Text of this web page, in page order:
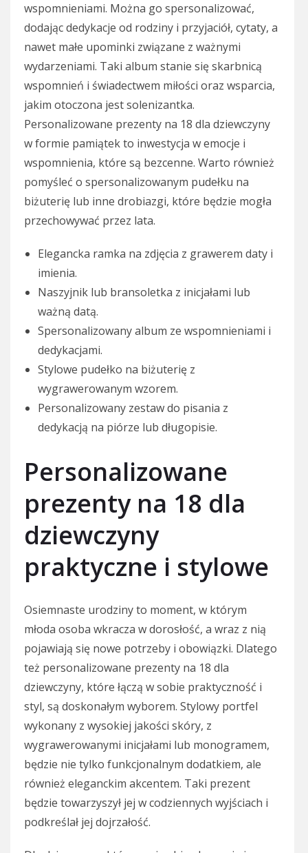
wspomnieniami. Można go spersonalizować,
dodając dedykacje od rodziny i przyjaciół, cytaty, a
nawet małe upominki związane z ważnymi
wydarzeniami. Taki album stanie się skarbnicą
wspomnień i świadectwem miłości oraz wsparcia,
jakim otoczona jest solenizantka.
Personalizowane prezenty na 18 dla dziewczyny
w formie pamiątek to inwestycja w emocje i
wspomnienia, które są bezcenne. Warto również
pomyśleć o spersonalizowanym pudełku na
biżuterię lub inne drobiazgi, które będzie mogła
przechowywać przez lata.
Elegancka ramka na zdjęcia z grawerem daty i
imienia.
Naszyjnik lub bransoletka z inicjałami lub
ważną datą.
Spersonalizowany album ze wspomnieniami i
dedykacjami.
Stylowe pudełko na biżuterię z
wygrawerowanym wzorem.
Personalizowany zestaw do pisania z
dedykacją na piórze lub długopisie.
Personalizowane
prezenty na 18 dla
dziewczyny
praktyczne i stylowe
Osiemnaste urodziny to moment, w którym
młoda osoba wkracza w dorosłość, a wraz z nią
pojawiają się nowe potrzeby i obowiązki. Dlatego
też personalizowane prezenty na 18 dla
dziewczyny, które łączą w sobie praktyczność i
styl, są doskonałym wyborem. Stylowy portfel
wykonany z wysokiej jakości skóry, z
wygrawerowanymi inicjałami lub monogramem,
będzie nie tylko funkcjonalnym dodatkiem, ale
również eleganckim akcentem. Taki prezent
będzie towarzyszył jej w codziennych wyjściach i
podkreślał jej dojrzałość.